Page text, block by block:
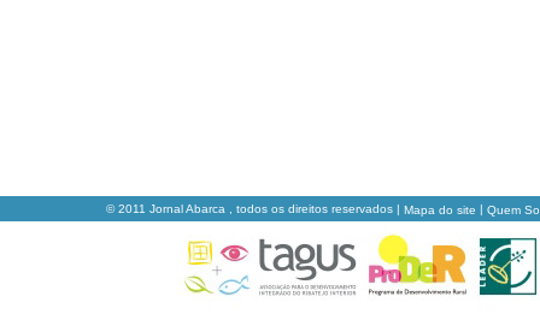
© 2011 Jornal Abarca , todos os direitos reservados | Mapa do site | Quem